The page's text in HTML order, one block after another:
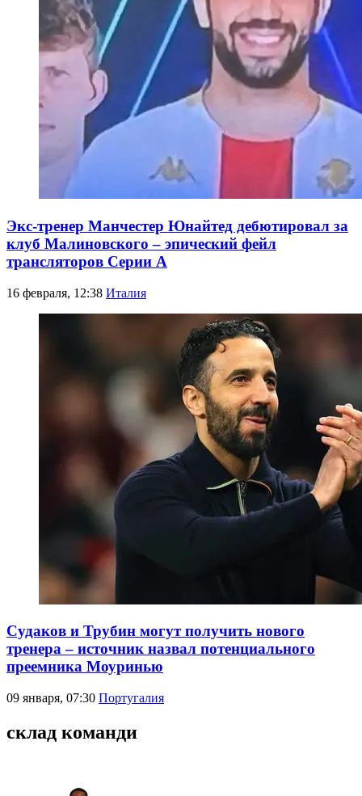
Экс-тренер Манчестер Юнайтед дебютировал за
клуб Малиновского – эпический фейл
трансляторов Серии А
16 февраля, 12:38 Италия
Судаков и Трубин могут получить нового
тренера – источник назвал потенциального
преемника Моуринью
09 января, 07:30 Португалия
склад команди